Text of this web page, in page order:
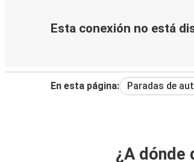
Esta conexión no está
En esta página: Paradas de
¿A dónde